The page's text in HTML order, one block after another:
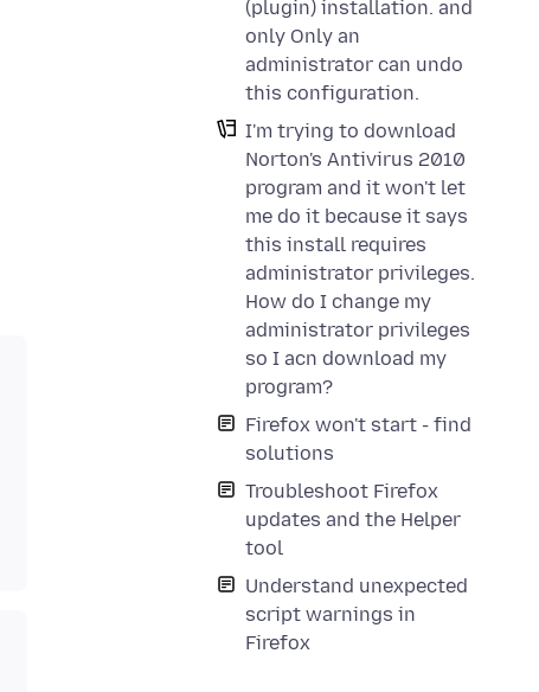
(plugin) installation. and
only Only an
administrator can undo
this configuration.
I'm trying to download
Norton's Antivirus 2010
program and it won't let
me do it because it says
this install requires
administrator privileges.
How do I change my
administrator privileges
so I acn download my
program?
Firefox won't start - find
solutions
Troubleshoot Firefox
updates and the Helper
tool
Understand unexpected
script warnings in
Firefox